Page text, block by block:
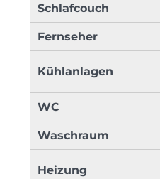
Schlafcouch
Fernseher
Kühlanlagen
WC
Waschraum
Heizung